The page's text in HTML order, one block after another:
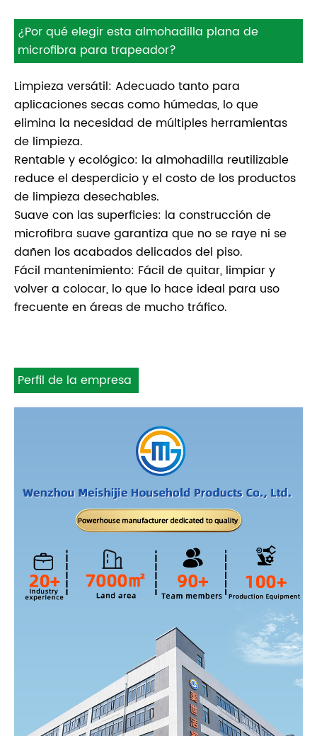
¿Por qué elegir esta almohadilla plana de
microfibra para trapeador?
Limpieza versátil: Adecuado tanto para
aplicaciones secas como húmedas, lo que
elimina la necesidad de múltiples herramientas
de limpieza.
Rentable y ecológico: la almohadilla reutilizable
reduce el desperdicio y el costo de los productos
de limpieza desechables.
Suave con las superficies: la construcción de
microfibra suave garantiza que no se raye ni se
dañen los acabados delicados del piso.
Fácil mantenimiento: Fácil de quitar, limpiar y
volver a colocar, lo que lo hace ideal para uso
frecuente en áreas de mucho tráfico.
Perfil de la empresa